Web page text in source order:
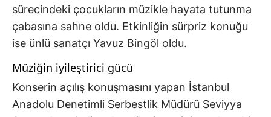
sürecindeki çocukların müzikle hayata tutunma
çabasına sahne oldu. Etkinliğin sürpriz konuğu
ise ünlü sanatçı Yavuz Bingöl oldu.
Müziğin iyileştirici gücü
Konserin açılış konuşmasını yapan İstanbul
Anadolu Denetimli Serbestlik Müdürü Seviyya